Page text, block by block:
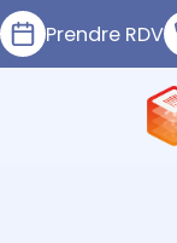
Prendre RDV